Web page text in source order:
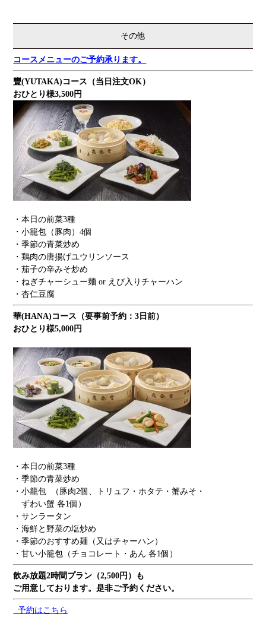
その他
コースメニューのご予約承ります。
豐(YUTAKA)コース（当日注文OK）
おひとり様3,500円
・本日の前菜3種
・小籠包（豚肉）4個
・季節の青菜炒め
・鶏肉の唐揚げユウリンソース
・茄子の辛みそ炒め
・ねぎチャーシュー麺 or えび入りチャーハン
・杏仁豆腐
華(HANA)コース（要事前予約：3日前）
おひとり様5,000円
・本日の前菜3種
・季節の青菜炒め
・小籠包 （豚肉2個、トリュフ・ホタテ・蟹みそ・
ずわい蟹 各1個）
・サンラータン
・海鮮と野菜の塩炒め
・季節のおすすめ麺（又はチャーハン）
・甘い小籠包（チョコレート・あん 各1個）
飲み放題2時間プラン（2,500円）も
ご用意しております。是非ご予約ください。
予約はこちら